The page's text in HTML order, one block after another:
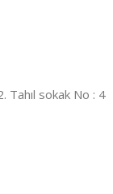
Tahıl sokak No : 4